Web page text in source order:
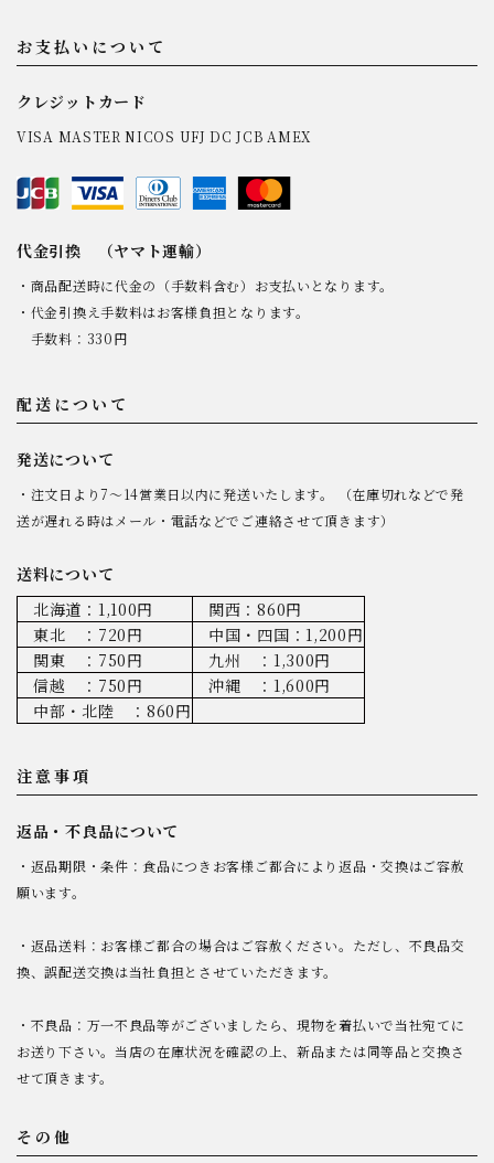
お支払いについて
クレジットカード
VISA MASTER NICOS UFJ DC JCB AMEX
代金引換 （ヤマト運輸）
・商品配送時に代金の（手数料含む）お支払いとなります。
・代金引換え手数料はお客様負担となります。
手数料：330円
配送について
発送について
・注文日より7～14営業日以内に発送いたします。 （在庫切れなどで発
送が遅れる時はメール・電話などでご連絡させて頂きます）
送料について
北海道：1,100円
関西：860円
東北 ：720円
中国・四国：1,200円
関東 ：750円
九州 ：1,300円
信越 ：750円
沖縄 ：1,600円
中部・北陸 ：860円
注意事項
返品・不良品について
・返品期限・条件：食品につきお客様ご都合により返品・交換はご容赦
願います。
・返品送料：お客様ご都合の場合はご容赦ください。ただし、不良品交
換、誤配送交換は当社負担とさせていただきます。
・不良品：万一不良品等がございましたら、現物を着払いで当社宛てに
お送り下さい。当店の在庫状況を確認の上、新品または同等品と交換さ
せて頂きます。
その他